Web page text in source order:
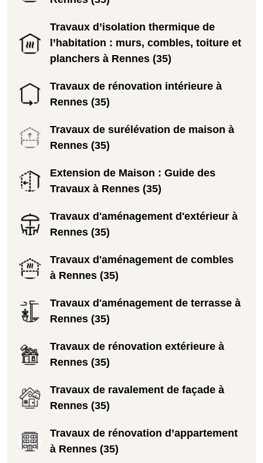
Travaux d’isolation thermique de
l’habitation : murs, combles, toiture et
planchers à Rennes (35)
Travaux de rénovation intérieure à
Rennes (35)
Travaux de surélévation de maison à
Rennes (35)
Extension de Maison : Guide des
Travaux à Rennes (35)
Travaux d'aménagement d'extérieur à
Rennes (35)
Travaux d'aménagement de combles
à Rennes (35)
Travaux d'aménagement de terrasse à
Rennes (35)
Travaux de rénovation extérieure à
Rennes (35)
Travaux de ravalement de façade à
Rennes (35)
Travaux de rénovation d’appartement
à Rennes (35)